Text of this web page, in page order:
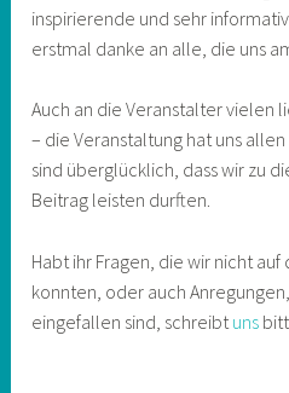
inspirierende und sehr
erstmal danke an alle, die uns
Auch an die Veranstalter vielen
– die Veranstaltung hat uns
sind überglücklich, dass wir zu
Beitrag leisten durften.
Habt ihr Fragen, die wir nicht
konnten, oder auch
eingefallen sind, schreibt uns